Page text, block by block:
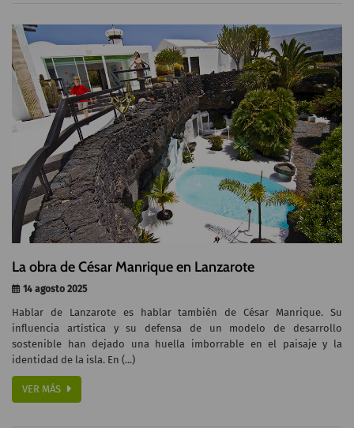
La obra de César Manrique en Lanzarote
14 agosto 2025
Hablar de Lanzarote es hablar también de César Manrique. Su
influencia artística y su defensa de un modelo de desarrollo
sostenible han dejado una huella imborrable en el paisaje y la
identidad de la isla. En (...)
VER MÁS